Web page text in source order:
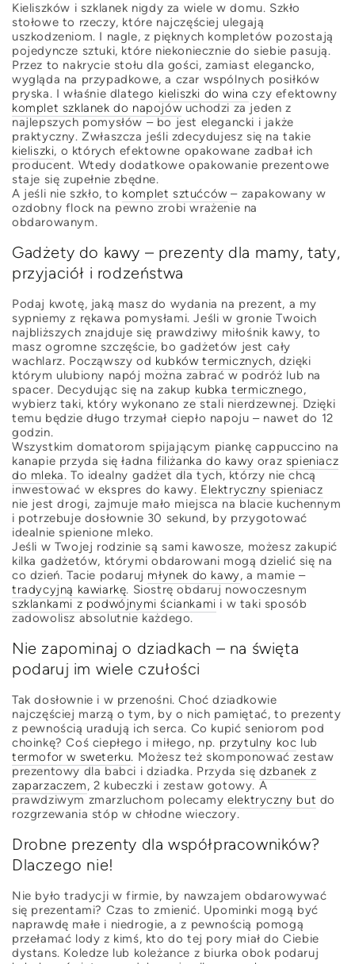
Kieliszków i szklanek nigdy za wiele w domu. Szkło
stołowe to rzeczy, które najczęściej ulegają
uszkodzeniom. I nagle, z pięknych kompletów pozostają
pojedyncze sztuki, które niekoniecznie do siebie pasują.
Przez to nakrycie stołu dla gości, zamiast elegancko,
wygląda na przypadkowe, a czar wspólnych posiłków
pryska. I właśnie dlatego kieliszki do wina czy efektowny
komplet szklanek do napojówuchodzi za jeden z
najlepszych pomysłów – bo jest elegancki i jakże
praktyczny. Zwłaszcza jeśli zdecydujesz się na takie
kieliszki, o których efektowne opakowane zadbał ich
producent. Wtedy dodatkowe opakowanie prezentowe
staje się zupełnie zbędne.
A jeśli nie szkło, to komplet sztućców– zapakowany w
ozdobny flock na pewno zrobi wrażenie na
obdarowanym.
Gadżety do kawy – prezenty dla mamy, taty,
przyjaciół i rodzeństwa
Podaj kwotę, jaką masz do wydania na prezent, a my
sypniemy z rękawa pomysłami. Jeśli w gronie Twoich
najbliższych znajduje się prawdziwy miłośnik kawy, to
masz ogromne szczęście, bo gadżetów jest cały
wachlarz. Począwszy od kubków termicznych, dzięki
którym ulubiony napój można zabrać w podróż lub na
spacer. Decydując się na zakup kubka termicznego,
wybierz taki, który wykonano ze stali nierdzewnej. Dzięki
temu będzie długo trzymał ciepło napoju – nawet do 12
godzin.
Wszystkim domatorom spijającym piankę cappuccino na
kanapie przyda się ładnafiliżanka do kawy oraz spieniacz
do mleka. To idealny gadżet dla tych, którzy nie chcą
inwestować w ekspres do kawy. Elektryczny spieniacz
nie jest drogi, zajmuje mało miejsca na blacie kuchennym
i potrzebuje dosłownie 30 sekund, by przygotować
idealnie spienione mleko.
Jeśli w Twojej rodzinie są sami kawosze, możesz zakupić
kilka gadżetów, którymi obdarowani mogą dzielić się na
co dzień. Tacie podaruj młynek do kawy, a mamie –
tradycyjną kawiarkę. Siostrę obdaruj nowoczesnym
szklankami z podwójnymi ściankami i w taki sposób
zadowolisz absolutnie każdego.
Nie zapominaj o dziadkach – na święta
podaruj im wiele czułości
Tak dosłownie i w przenośni. Choć dziadkowie
najczęściej marzą o tym, by o nich pamiętać, to prezenty
z pewnością uradują ich serca. Co kupić seniorom pod
choinkę? Coś ciepłego i miłego, np. przytulny koc lub
termofor w sweterku. Możesz też skomponować zestaw
prezentowy dla babci i dziadka. Przyda się dzbanek z
zaparzaczem, 2 kubeczki i zestaw gotowy. A
prawdziwym zmarzluchom polecamyelektryczny but do
rozgrzewania stóp w chłodne wieczory.
Drobne prezenty dla współpracowników?
Dlaczego nie!
Nie było tradycji w firmie, by nawzajem obdarowywać
się prezentami? Czas to zmienić. Upominki mogą być
naprawdę małe i niedrogie, a z pewnością pomogą
przełamać lody z kimś, kto do tej pory miał do Ciebie
dystans. Koledze lub koleżance z biurka obok podaruj